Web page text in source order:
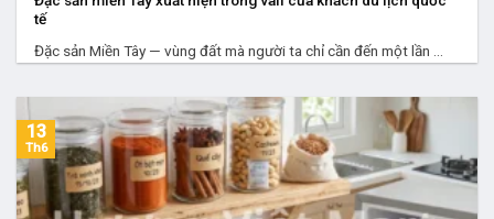
tế
Đặc sản Miền Tây — vùng đất mà người ta chỉ cần đến một lần ...
13
Th6